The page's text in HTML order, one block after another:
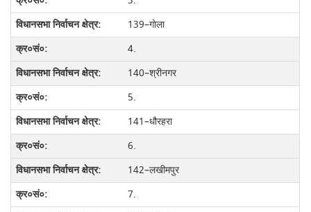
139–गाेला
4.
140–श्रीनगर
5.
141–धौरहरा
6.
142–लखीमपुर
7.